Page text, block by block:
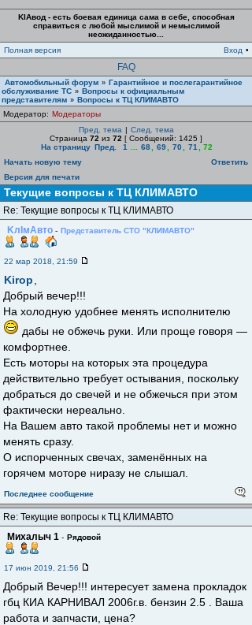
KIAвод - есть боевая единица сама в себе, способная
справиться с любой мыслимой и немыслимой
неожиданностью...
Полная версия
Вход •
FAQ
Автомобильный форум » Гарантийное и послегарантийное
обслуживание ТС » Вопросы к официальным
представителям » Вопросы к ТЦ КЛИМАВТО
Модератор: Модераторы
Пред. тема | След. тема
Страница 72 из 72 [ Сообщений: 1425 ]
На страницу Пред. 1 68 69 70 71
72
Начать новую тему
Ответить
Версия для печати
Текущие вопросы к ТЦ КЛИМАВТО
Re: Текущие вопросы к ТЦ КЛИМАВТО
KлIмAвто - Представитель СТО "КЛИМАВТО"
22 мар 2018, 21:59
Kirop
Добрый вечер!!!
На холодную удобнее менять исполнителю
дабы не обжечь руки. Или проще говоря —
комфортнее.
Есть моторы на которых эта процедура
действительно требует остывания, поскольку
добраться до свечей и не обжечься при этом
фактически нереально.
На Вашем авто такой проблемы нет и можно
менять сразу.
О испорченных свечах, заменённых на
горячем моторе ниразу не слышал.
Последнее сообщение
Re: Текущие вопросы к ТЦ КЛИМАВТО
Михалыч 1 - Рядовой
17 июн 2019, 21:56
Добрый Вечер!!! интересует замена прокладок
гбц КИА КАРНИВАЛ 2006г.в. бензин 2.5 . Ваша
работа и запчасти, цена?